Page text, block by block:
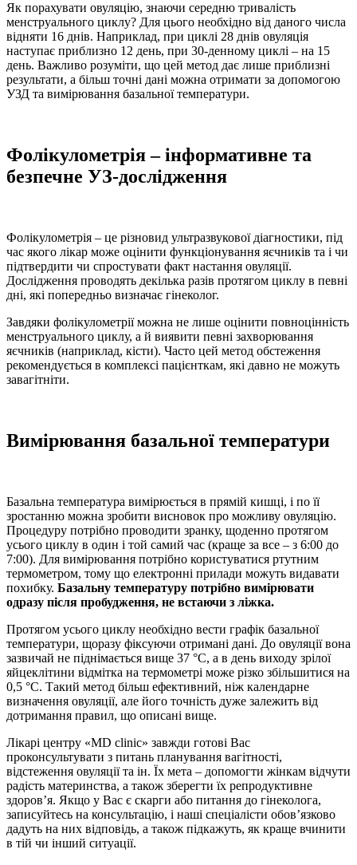
Як порахувати овуляцію, знаючи середню тривалість
менструального циклу? Для цього необхідно від даного числа
відняти 16 днів. Наприклад, при циклі 28 днів овуляція
наступає приблизно 12 день, при 30-денному циклі – на 15
день. Важливо розуміти, що цей метод дає лише приблизні
результати, а більш точні дані можна отримати за допомогою
УЗД та вимірювання базальної температури.
Фолікулометрія – інформативне та
безпечне УЗ-дослідження
Фолікулометрія – це різновид ультразвукової діагностики, під
час якого лікар може оцінити функціонування яєчників та і чи
підтвердити чи спростувати факт настання овуляції.
Дослідження проводять декілька разів протягом циклу в певні
дні, які попередньо визначає гінеколог.
Завдяки фолікулометрії можна не лише оцінити повноцінність
менструального циклу, а й виявити певні захворювання
яєчників (наприклад, кісти). Часто цей метод обстеження
рекомендується в комплексі пацієнткам, які давно не можуть
завагітніти.
Вимірювання базальної температури
Базальна температура вимірюється в прямій кишці, і по її
зростанню можна зробити висновок про можливу овуляцію.
Процедуру потрібно проводити зранку, щоденно протягом
усього циклу в один і той самий час (краще за все – з 6:00 до
7:00). Для вимірювання потрібно користуватися ртутним
термометром, тому що електронні прилади можуть видавати
похибку. Базальну температуру потрібно вимірювати
одразу після пробудження, не встаючи з ліжка.
Протягом усього циклу необхідно вести графік базальної
температури, щоразу фіксуючи отримані дані. До овуляції вона
зазвичай не піднімається вище 37 °C, а в день виходу зрілої
яйцеклітини відмітка на термометрі може різко збільшитися на
0,5 °C. Такий метод більш ефективний, ніж календарне
визначення овуляції, але його точність дуже залежить від
дотримання правил, що описані вище.
Лікарі центру «MD clinic» завжди готові Вас
проконсультувати з питань планування вагітності,
відстеження овуляції та ін. Їх мета – допомогти жінкам відчути
радість материнства, а також зберегти їх репродуктивне
здоров’я. Якщо у Вас є скарги або питання до гінеколога,
записуйтесь на консультацію, і наші спеціалісти обов’язково
дадуть на них відповідь, а також підкажуть, як краще вчинити
в тій чи інший ситуації.